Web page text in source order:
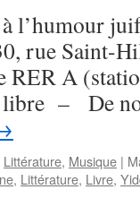
à l’humour
rue Saint-
RER A
– De
Littérature, Musique |
, Littérature, Livre,